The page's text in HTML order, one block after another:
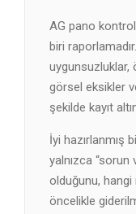
AG pano
biri
uygunsuzluklar,
görsel eksikler
şekilde kayıt
İyi hazırlanmış
yalnızca
olduğunu,
öncelikle